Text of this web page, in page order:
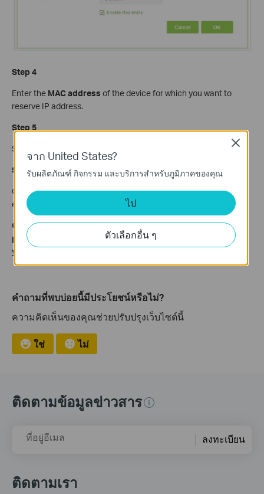
Step 4
Enter the MAC address of the device for which you want to
reserve IP address.
Step 5
Specify the IP address which will be reserved by the router.
Step 6
Check toEnable this entryand clickOKto make the settings
effective.
Get to know more details of each function and configuration
please go to
Download Centerto download the manual of
your product.
คำถามที่พบบ่อยนี้มีประโยชน์หรือไม่?
ความคิดเห็นของคุณช่วยปรับปรุงเว็บไซต์นี้
ใช่ ไม่
ติดตามข้อมูลข่าวสาร
ที่อยู่อีเมล ลงทะเบียน
ติดตามเรา
จาก United States?
รับผลิตภัณฑ์ กิจกรรม และบริการสำหรับภูมิภาคของคุณ
ไป
ตัวเลือกอื่น ๆ
Close